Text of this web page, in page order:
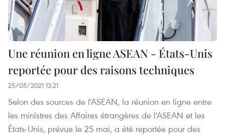
Une réunion en ligne ASEAN - États-Unis
reportée pour des raisons techniques
25/05/2021 13:21
Selon des sources de l'ASEAN, la réunion en ligne entre
les ministres des Affaires étrangères de l'ASEAN et les
États-Unis, prévue le 25 mai, a été reportée pour des